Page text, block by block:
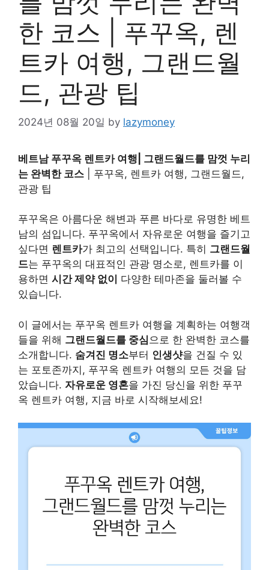
한 코스 | 푸꾸옥, 렌
트카 여행, 그랜드월
드, 관광 팁
2024년 08월 20일 by lazymoney
베트남 푸꾸옥 렌트카 여행| 그랜드월드를 맘껏 누리
는 완벽한 코스 | 푸꾸옥, 렌트카 여행, 그랜드월드,
관광 팁
푸꾸옥은 아름다운 해변과 푸른 바다로 유명한 베트
남의 섬입니다. 푸꾸옥에서 자유로운 여행을 즐기고
싶다면 렌트카가 최고의 선택입니다. 특히 그랜드월
드는 푸꾸옥의 대표적인 관광 명소로, 렌트카를 이
용하면 시간 제약 없이
다양한 테마존을 둘러볼 수
있습니다.
이 글에서는 푸꾸옥 렌트카 여행을 계획하는 여행객
들을 위해 그랜드월드를 중심 으로 한 완벽한 코스를
소개합니다. 숨겨진 명소부터 인생샷을 건질 수 있
는 포토존까지, 푸꾸옥 렌트카 여행의 모든 것을 담
았습니다. 자유로운 영혼을 가진 당신을 위한 푸꾸
옥 렌트카 여행, 지금 바로 시작해보세요!